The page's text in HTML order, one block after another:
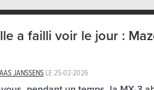
a failli voir le jour :
JANSSENS LE25-02-2026